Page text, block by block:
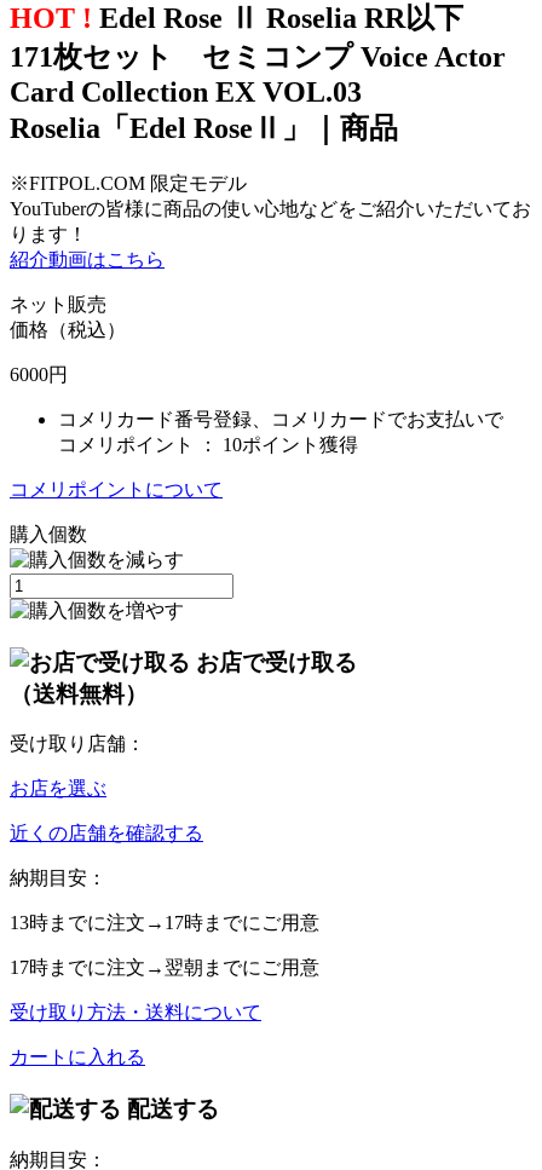
HOT ! Edel Rose Ⅱ Roselia RR以下
171枚セット セミコンプ Voice Actor
Card Collection EX VOL.03
Roselia「Edel RoseⅡ」｜商品
※FITPOL.COM 限定モデル
YouTuberの皆様に商品の使い心地などをご紹介いただいてお
ります！
紹介動画はこちら
ネット販売
価格（税込）
6000円
コメリカード番号登録、コメリカードでお支払いで
コメリポイント ： 10ポイント獲得
コメリポイントについて
購入個数
お店で受け取る
（送料無料）
受け取り店舗：
お店を選ぶ
近くの店舗を確認する
納期目安：
13時までに注文→ 17時までにご用意
17時までに注文→ 翌朝 までにご用意
受け取り方法・送料について
カートに入れる
配送する
納期目安：